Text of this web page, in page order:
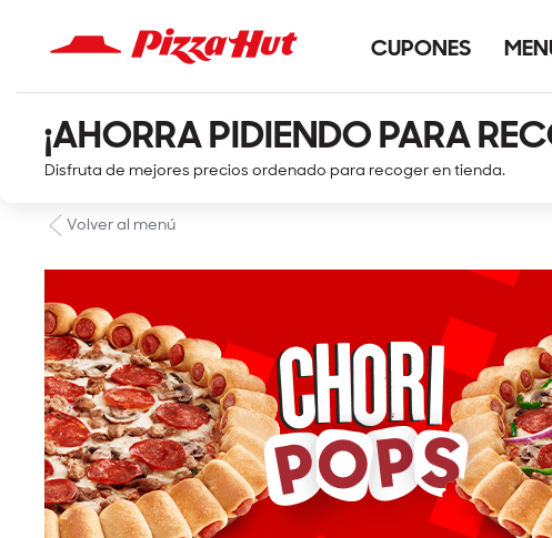
CUPONES
¡AHORRA PIDIENDO PARA
Disfruta de mejores precios ordenado para recoger en tienda.
Volver al menú